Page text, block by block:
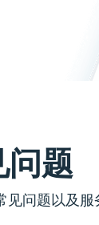
问题
问题以及服